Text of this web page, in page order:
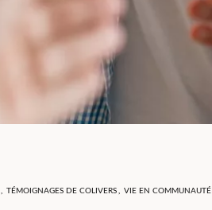
, TÉMOIGNAGES DE COLIVERS , VIE EN COMMUNAUTÉ